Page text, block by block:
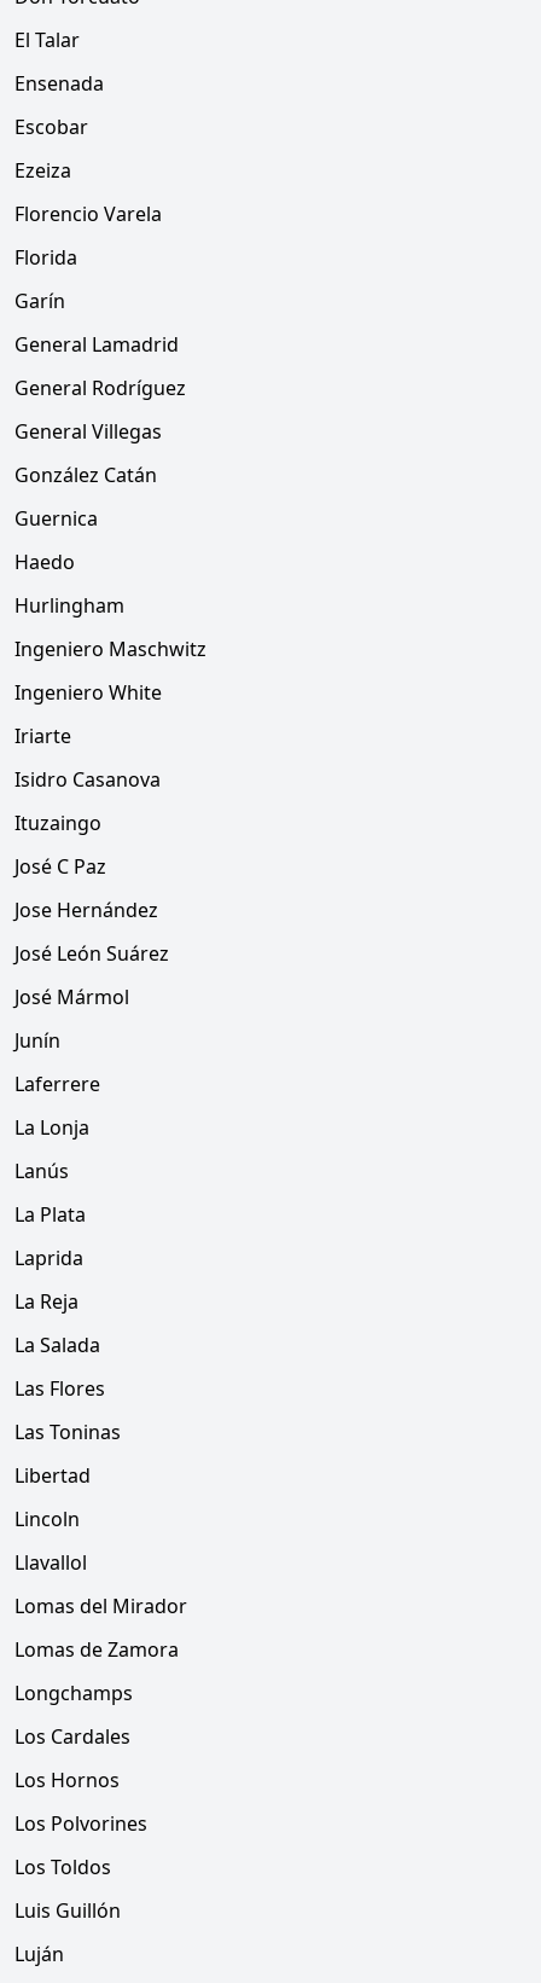
El Talar
Ensenada
Escobar
Ezeiza
Florencio Varela
Florida
Garín
General Lamadrid
General Rodríguez
General Villegas
González Catán
Guernica
Haedo
Hurlingham
Ingeniero Maschwitz
Ingeniero White
Iriarte
Isidro Casanova
Ituzaingo
José C Paz
Jose Hernández
José León Suárez
José Mármol
Junín
Laferrere
La Lonja
Lanús
La Plata
Laprida
La Reja
La Salada
Las Flores
Las Toninas
Libertad
Lincoln
Llavallol
Lomas del Mirador
Lomas de Zamora
Longchamps
Los Cardales
Los Hornos
Los Polvorines
Los Toldos
Luis Guillón
Luján